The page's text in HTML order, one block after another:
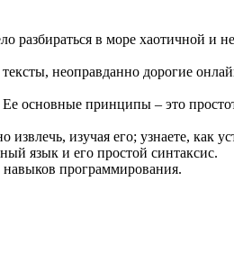
разбираться в море хаотичной
неоправданно дорогие
основные принципы – это
изучая его; узнаете, как
язык и его простой синтаксис.
программирования.